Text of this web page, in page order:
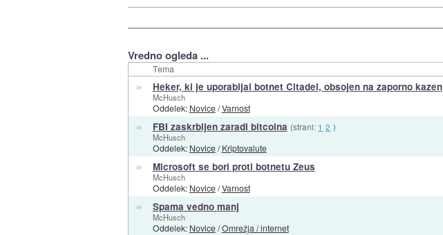
Vredno ogleda ...
Tema
» Heker, ki je uporabljal botnet Citadel, obsojen na zaporno kazen
McHusch
Oddelek: Novice/Varnost
» FBI zaskrbljen zaradi bitcoina (strani: 1 2 )
McHusch
Oddelek: Novice/Kriptovalute
» Microsoft se bori proti botnetu Zeus
McHusch
Oddelek: Novice/Varnost
» Spama vedno manj
McHusch
Oddelek: Novice/Omrežja / internet